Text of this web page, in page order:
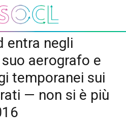
entra negli
aerografo e
temporanei sui
— non si è più